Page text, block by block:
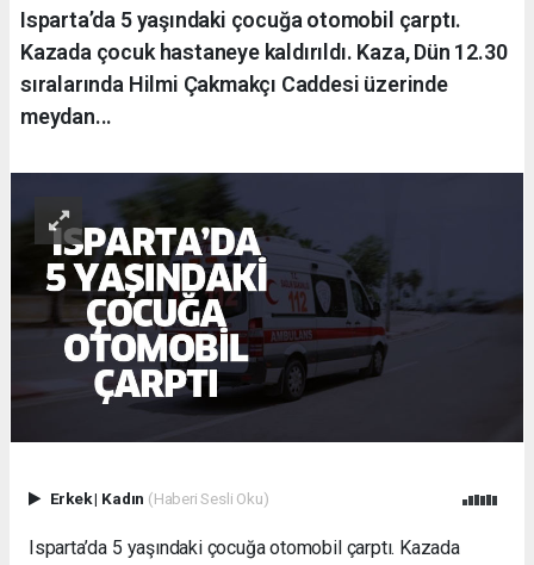
Isparta’da 5 yaşındaki çocuğa otomobil çarptı.
Kazada çocuk hastaneye kaldırıldı. Kaza, Dün 12.30
sıralarında Hilmi Çakmakçı Caddesi üzerinde
meydan...
Erkek| Kadın (Haberi Sesli Oku)
Isparta’da 5 yaşındaki çocuğa otomobil çarptı. Kazada